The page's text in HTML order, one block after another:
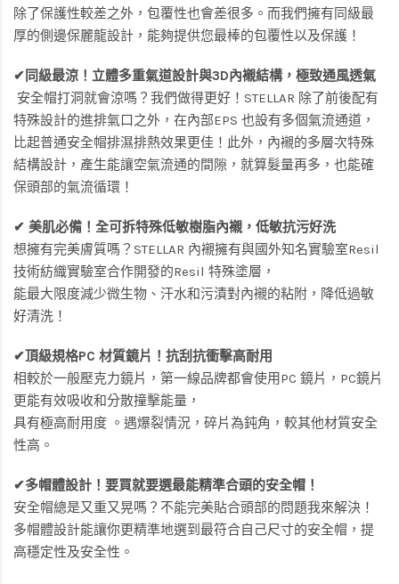
除了保護性較差之外，包覆性也會差很多。而我們擁有同級最
厚的側邊保麗龍設計，能夠提供您最棒的包覆性以及保護！
✔同級最涼！立體多重氣道設計與3D內襯結構，極致通風透氣
安全帽打洞就會涼嗎？我們做得更好！STELLAR 除了前後配有
特殊設計的進排氣口之外，在內部EPS 也設有多個氣流通道，
比起普通安全帽排濕排熱效果更佳！此外，內襯的多層次特殊
結構設計，產生能讓空氣流通的間隙，就算髮量再多，也能確
保頭部的氣流循環！
✔ 美肌必備！全可拆特殊低敏樹脂內襯，低敏抗污好洗
想擁有完美膚質嗎？STELLAR 內襯擁有與國外知名實驗室Resil
技術紡織實驗室合作開發的Resil 特殊塗層，
能最大限度減少微生物、汗水和污漬對內襯的粘附，降低過敏
好清洗！
✔頂級規格PC 材質鏡片！抗刮抗衝擊高耐用
相較於一般壓克力鏡片，第一線品牌都會使用PC 鏡片，PC鏡片
更能有效吸收和分散撞擊能量，
具有極高耐用度 。遇爆裂情況，碎片為鈍角，較其他材質安全
性高。
✔多帽體設計！要買就要選最能精準合頭的安全帽！
安全帽總是又重又晃嗎？不能完美貼合頭部的問題我來解決！
多帽體設計能讓你更精準地選到最符合自己尺寸的安全帽，提
高穩定性及安全性。